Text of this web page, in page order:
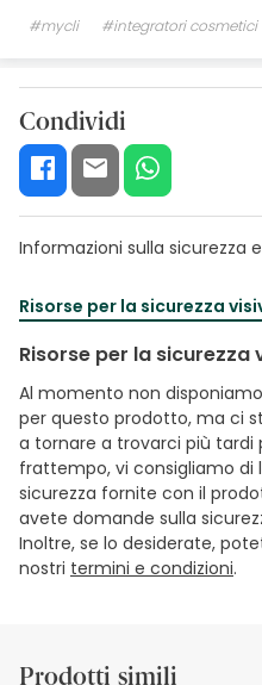
#mycli #integratori cosmetici
Condividi
Informazioni sulla sicurezza
Risorse per la sicurezza
Risorse per la sicurezza
Al momento non
per questo prodotto, ma ci
a tornare a trovarci più tardi
frattempo, vi consigliamo di
sicurezza fornite con il
avete domande sulla
Inoltre, se lo desiderate,
nostri termini e condizioni.
Prodotti simili